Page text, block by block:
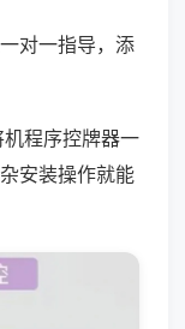
对一指导，添
程序控牌器一
安装操作就能